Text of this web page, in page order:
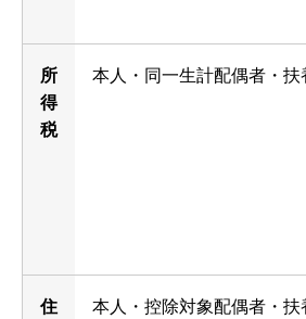
所
得
税
本人・同一生計配偶者・扶
住
本人・控除対象配偶者・扶